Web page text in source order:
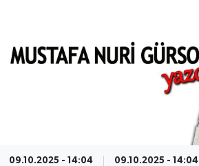
09.10.2025 - 14:04 09.10.2025 - 14:04